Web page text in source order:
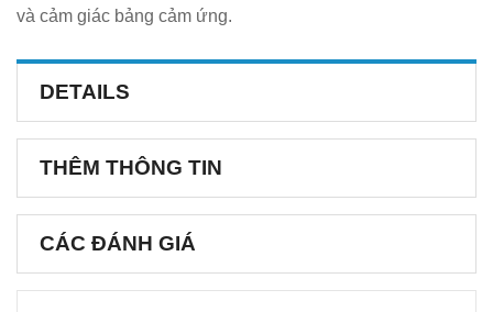
và cảm giác bảng cảm ứng.
DETAILS
THÊM THÔNG TIN
CÁC ĐÁNH GIÁ